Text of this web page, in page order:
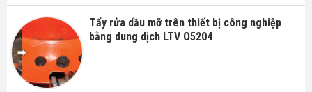
Tẩy rửa dầu mỡ trên thiết bị công nghiệp
bằng dung dịch LTV O5204